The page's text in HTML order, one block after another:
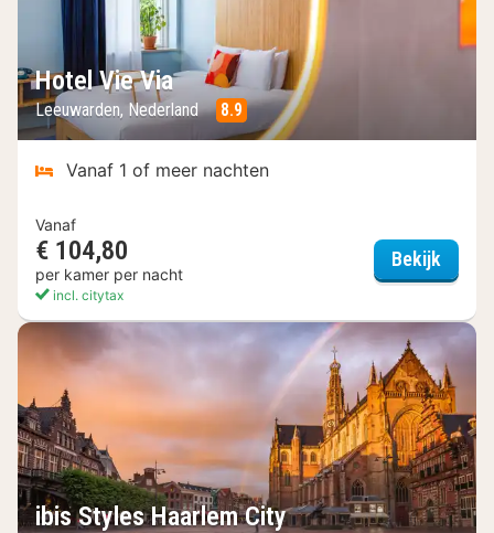
Hotel Vie Via
Leeuwarden, Nederland 8.9
Vanaf 1 of meer nachten
Vanaf
€ 104,80
per kamer per nacht
incl. citytax
Bekijk
ibis Styles Haarlem City